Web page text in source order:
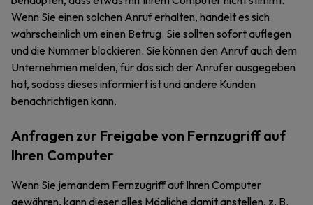
Wenn Sie einen solchen Anruf erhalten, handelt es sich
wahrscheinlich um einen Betrug. Sie sollten sofort auflegen
und die Nummer blockieren. Sie können den Anruf auch dem
Unternehmen melden, für das sich der Anrufer ausgegeben
hat, sodass dieses informiert ist und andere Kunden
benachrichtigen kann.
Anfragen zur Freigabe von Fernzugriff auf
Ihren Computer
Wenn Sie jemandem Fernzugriff auf Ihren Computer
gewähren, kann dieser alles Mögliche damit anstellen, z. B.